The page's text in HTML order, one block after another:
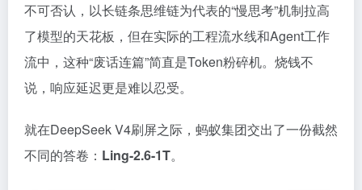
不可否认，以长链条思维链为代表的“慢思考”机制拉高
了模型的天花板，但在实际的工程流水线和Agent工作
流中，这种“废话连篇”简直是Token粉碎机。烧钱不
说，响应延迟更是难以忍受。
就在DeepSeek V4刷屏之际，蚂蚁集团交出了一份截然
不同的答卷： Ling-2.6-1T。